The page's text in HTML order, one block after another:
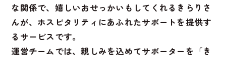
な関係で、嬉しいおせっかいもしてくれるきらりさ
んが、ホスピタリティにあふれたサポートを提供す
るサービスです。
運営チームでは、親しみを込めてサポーターを「き